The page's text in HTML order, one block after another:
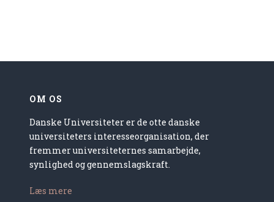
OM OS
Danske Universiteter er de otte danske
universiteters interesseorganisation, der
fremmer universiteternes samarbejde,
synlighed og gennemslagskraft.
Læs mere